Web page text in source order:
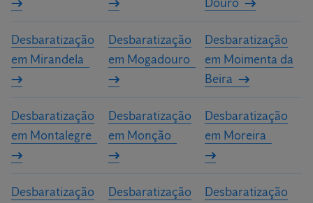
Desbaratização
em Mirandela
Desbaratização
em Mogadouro
Desbaratização
em Moimenta da
Beira
Desbaratização
em Montalegre
Desbaratização
em Monção
Desbaratização
em Moreira
Desbaratização
Desbaratização
Desbaratização